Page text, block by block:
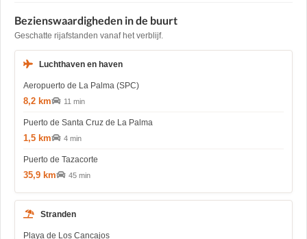
Bezienswaardigheden in de buurt
Geschatte rijafstanden vanaf het verblijf.
Luchthaven en haven
Aeropuerto de La Palma (SPC)
8,2 km 11 min
Puerto de Santa Cruz de La Palma
1,5 km 4 min
Puerto de Tazacorte
35,9 km 45 min
Stranden
Playa de Los Cancajos